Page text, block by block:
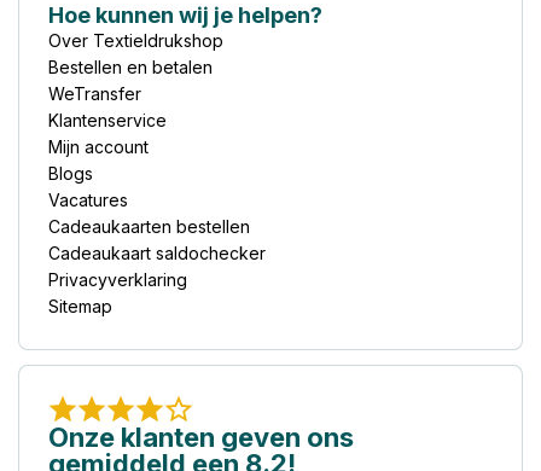
Hoe kunnen wij je helpen?
Over Textieldrukshop
Bestellen en betalen
WeTransfer
Klantenservice
Mijn account
Blogs
Vacatures
Cadeaukaarten bestellen
Cadeaukaart saldochecker
Privacyverklaring
Sitemap
Onze klanten geven ons
gemiddeld een 8.2!